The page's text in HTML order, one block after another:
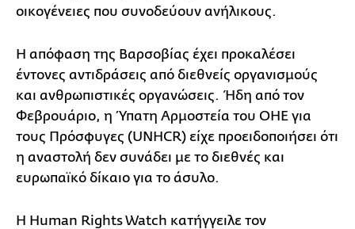
οικογένειες που συνοδεύουν ανήλικους.
Η απόφαση της Βαρσοβίας έχει προκαλέσει
έντονες αντιδράσεις από διεθνείς οργανισμούς
και ανθρωπιστικές οργανώσεις. Ήδη από τον
Φεβρουάριο, η Ύπατη Αρμοστεία του ΟΗΕ για
τους Πρόσφυγες (UNHCR) είχε προειδοποιήσει ότι
η αναστολή δεν συνάδει με το διεθνές και
ευρωπαϊκό δίκαιο για το άσυλο.
Η Human Rights Watch κατήγγειλε τον